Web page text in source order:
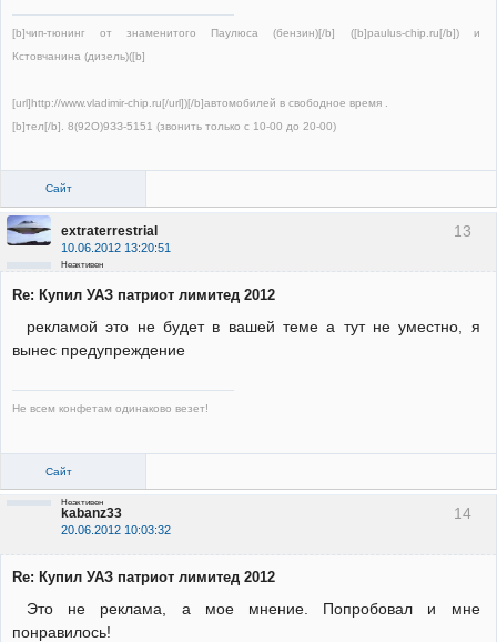
[b]чип-тюнинг от знаменитого Паулюса (бензин)[/b] ([b]paulus-chip.ru[/b]) и
Кстовчанина (дизель)([b]
[url]http://www.vladimir-chip.ru[/url])[/b]автомобилей в свободное время .
[b]тел[/b]. 8(92О)9ЗЗ-5151 (звонить только с 10-00 до 20-00)
Сайт
13
extraterrestrial
10.06.2012 13:20:51
Неактивен
Re: Купил УАЗ патриот лимитед 2012
рекламой это не будет в вашей теме а тут не уместно, я
вынес предупреждение
Не всем конфетам одинаково везет!
Сайт
14
kabanz33
20.06.2012 10:03:32
Неактивен
Re: Купил УАЗ патриот лимитед 2012
Это не реклама, а мое мнение. Попробовал и мне
понравилось!